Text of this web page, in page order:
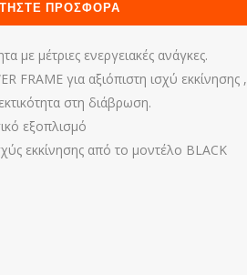
ΠΡΟΣΦΟΡΑ
με μέτριες ενεργειακές ανάγκες.
FRAME για αξιόπιστη ισχύ εκκίνησης ,
στη διάβρωση.
εξοπλισμό
εκκίνησης από το μοντέλο BLACK